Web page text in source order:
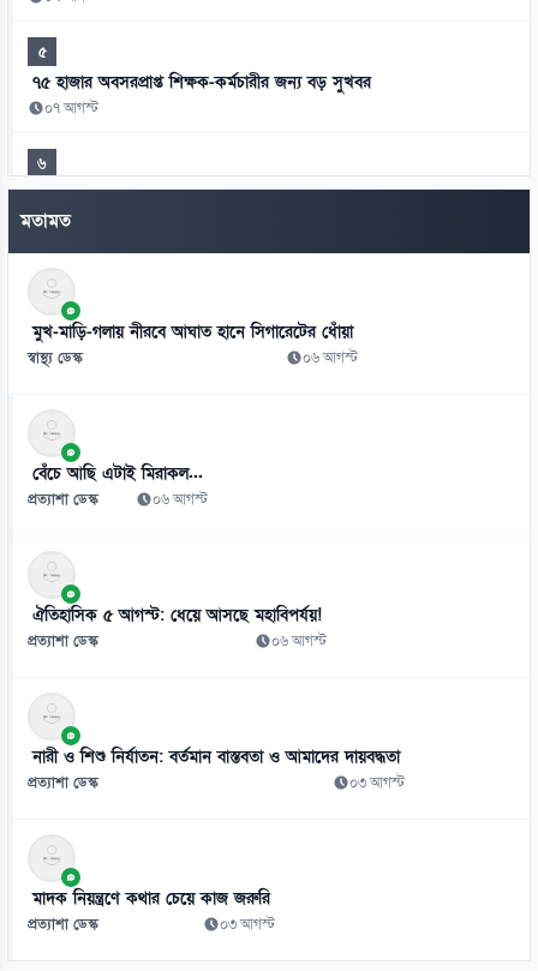
৫
৭৫ হাজার অবসরপ্রাপ্ত শিক্ষক-কর্মচারীর জন্য বড় সুখবর
০৭ আগস্ট
৬
মিস ওয়ার্ল্ডের মঞ্চে বাংলাদেশের প্রতিনিধি সামানজার
০৭ আগস্ট
৭
আদালতের রায় উপেক্ষা করে ট্রাম্পের নতুন নাগরিকত্ব আদেশ
০৭ আগস্ট
থাইল্যান্ডের স্কুলে কিশোরের এলোপাতাড়ি গুলি, নিহত অন্তত ৭
০৭ আগস্ট
মতামত
মুখ-মাড়ি-গলায় নীরবে আঘাত হানে সিগারেটের ধোঁয়া
স্বাস্থ্য ডেস্ক ০৬ আগস্ট
বেঁচে আছি এটাই মিরাকল...
প্রত্যাশা ডেস্ক ০৬ আগস্ট
ঐতিহাসিক ৫ আগস্ট: ধেয়ে আসছে মহাবিপর্যয়!
প্রত্যাশা ডেস্ক ০৬ আগস্ট
নারী ও শিশু নির্যাতন: বর্তমান বাস্তবতা ও আমাদের দায়বদ্ধতা
প্রত্যাশা ডেস্ক ০৩ আগস্ট
মাদক নিয়ন্ত্রণে কথার চেয়ে কাজ জরুরি
প্রত্যাশা ডেস্ক ০৩ আগস্ট